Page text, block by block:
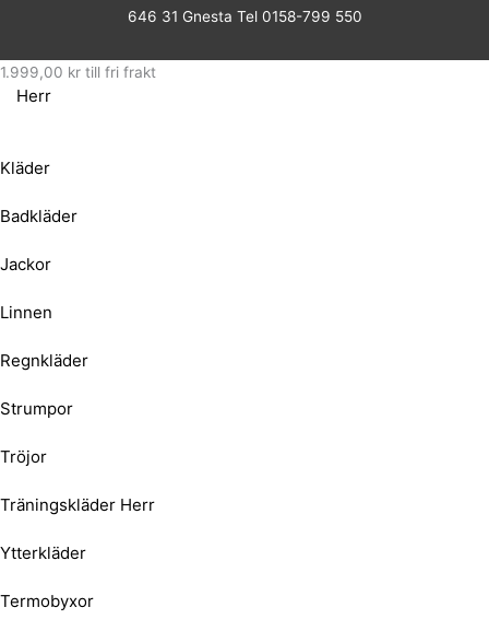
646 31 Gnesta Tel 0158-799 550
1.999,00 kr till fri frakt
Herr
Kläder
Badkläder
Jackor
Linnen
Regnkläder
Strumpor
Tröjor
Träningskläder Herr
Ytterkläder
Termobyxor